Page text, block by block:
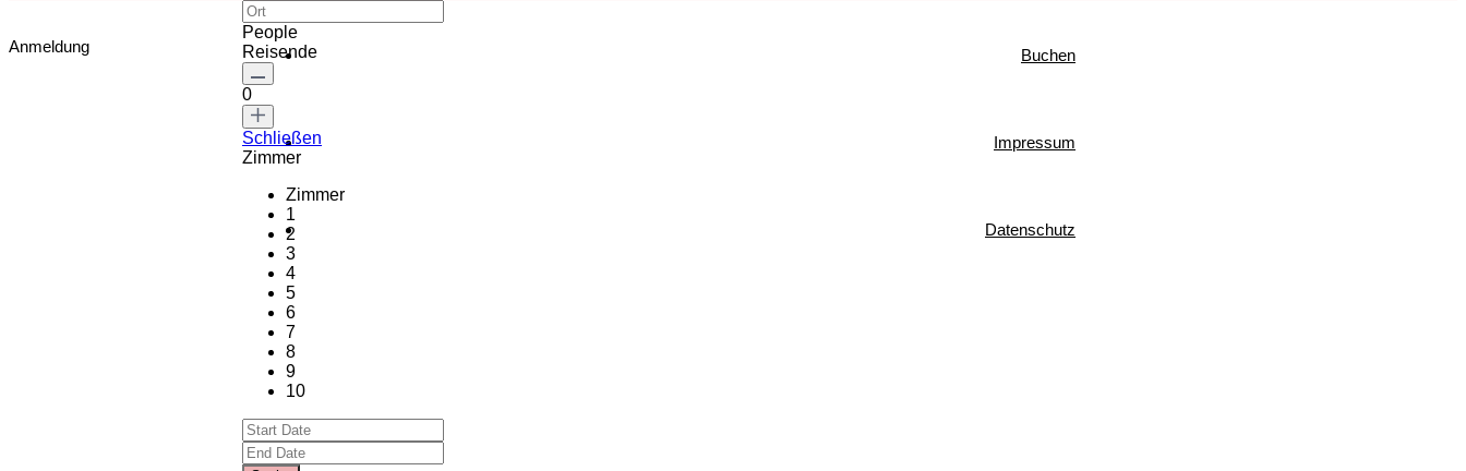
Buchen
Impressum
Datenschutz
Anmeldung
People
Reisende
0
Schließen
Zimmer
Zimmer
1
2
3
4
5
6
7
8
9
10